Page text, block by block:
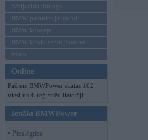
Sērijveida tūnings
BMW pasaules jaunumi
BMW koncepti
BMW konkurentu jaunumi
Moto
Online
Pašreiz BMWPower skatās 102
viesi un 6 reģistrēti lietotāji.
Ienākt BMWPower
• Pieslēgties